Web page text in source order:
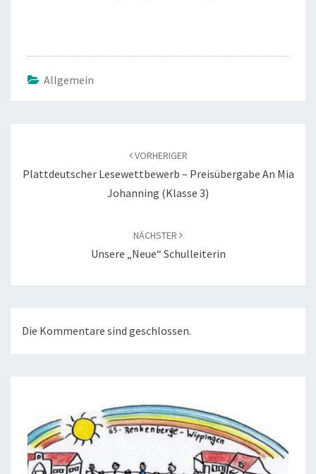
Allgemein
VORHERIGER
Plattdeutscher Lesewettbewerb – Preisübergabe An Mia
Johanning (Klasse 3)
NÄCHSTER
Unsere „neue“ Schulleiterin
Die Kommentare sind geschlossen.